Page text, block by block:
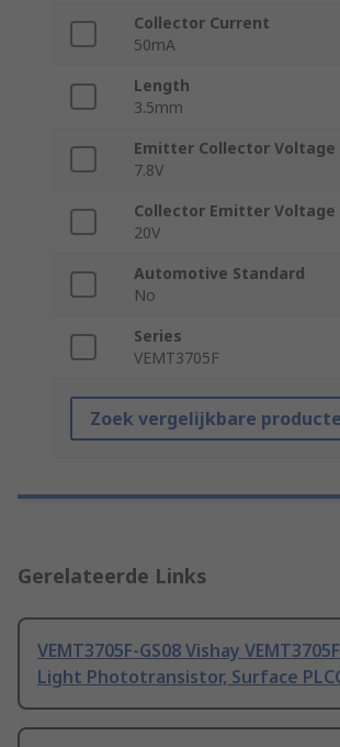
Collector Current
50mA
Length
3.5mm
Emitter Collector Voltage
7.8V
Collector Emitter Voltage
20V
Automotive Standard
No
Series
VEMT3705F
Zoek vergelijkbare
Gerelateerde Links
VEMT3705F-GS08 Vishay
Light Phototransistor, Surface